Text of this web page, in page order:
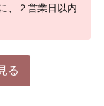
、２営業日以内
る